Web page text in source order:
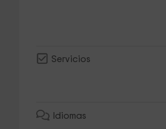
Servicios
Idiomas